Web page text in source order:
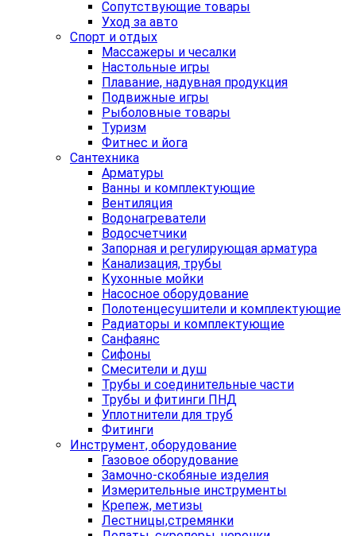
Сопутствующие товары
Уход за авто
Спорт и отдых
Массажеры и чесалки
Настольные игры
Плавание, надувная продукция
Подвижные игры
Рыболовные товары
Туризм
Фитнес и йога
Сантехника
Арматуры
Ванны и комплектующие
Вентиляция
Водонагреватели
Водосчетчики
Запорная и регулирующая арматура
Канализация, трубы
Кухонные мойки
Насосное оборудование
Полотенцесушители и комплектующие
Радиаторы и комплектующие
Санфаянс
Сифоны
Смесители и душ
Трубы и соединительные части
Трубы и фитинги ПНД
Уплотнители для труб
Фитинги
Инструмент, оборудование
Газовое оборудование
Замочно-скобяные изделия
Измерительные инструменты
Крепеж, метизы
Лестницы,стремянки